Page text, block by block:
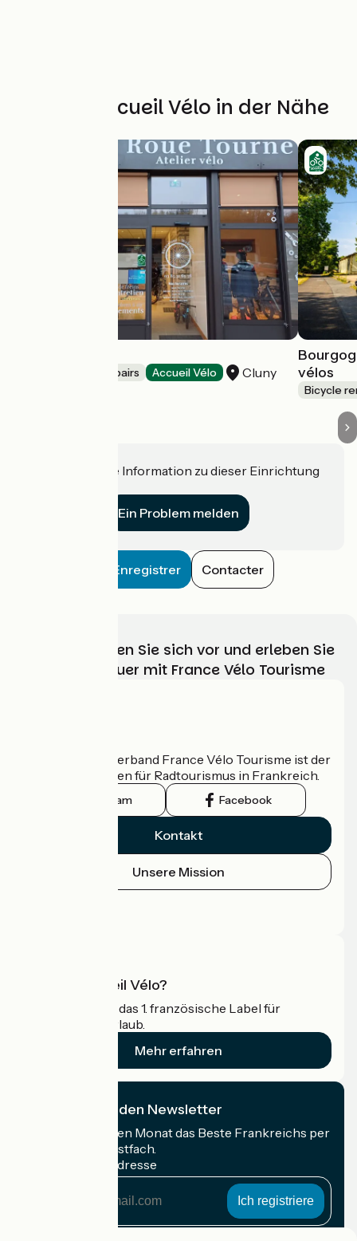
Weitere Accueil Vélo in der Nähe
Bicycle rentals/ repairs Accueil Vélo Cluny
vélos
Bicycle
Haben Sie eine Information zu dieser Einrichtung
Ein Problem melden
Enregistrer Contacter
Wählen, bereiten Sie sich vor und erleben Sie
Ihr Radabenteuer mit France Vélo Tourisme
Der nationale Verband France Vélo Tourisme ist der
offizielle Leitfaden für Radtourismus in Frankreich.
Instagram Facebook
Kontakt
Unsere Mission
Was ist Accueil Vélo?
Accueil Vélo ist das 1. französische Label für
Radfahrer im Urlaub.
Mehr erfahren
Ich abonniere den Newsletter
Erhalten Sie jeden Monat das Beste Frankreichs per
Rad in Ihrem Postfach.
Meine E-Mail-Adresse